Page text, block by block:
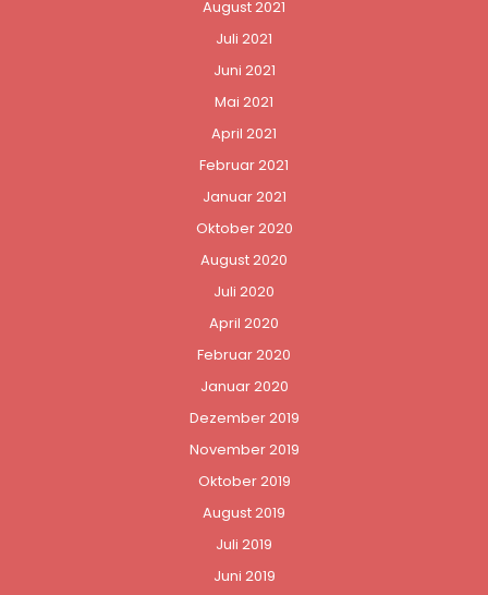
August 2021
Juli 2021
Juni 2021
Mai 2021
April 2021
Februar 2021
Januar 2021
Oktober 2020
August 2020
Juli 2020
April 2020
Februar 2020
Januar 2020
Dezember 2019
November 2019
Oktober 2019
August 2019
Juli 2019
Juni 2019